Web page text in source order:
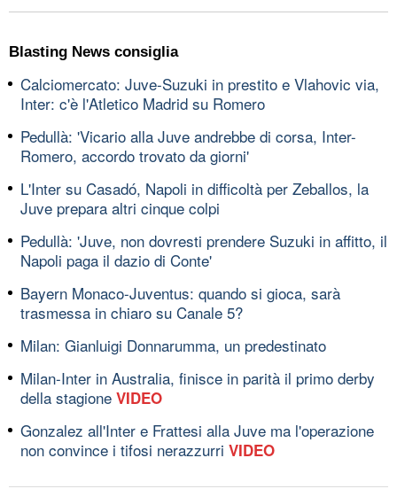
Blasting News consiglia
Calciomercato: Juve-Suzuki in prestito e Vlahovic via,
Inter: c'è l'Atletico Madrid su Romero
Pedullà: 'Vicario alla Juve andrebbe di corsa, Inter-
Romero, accordo trovato da giorni'
L'Inter su Casadó, Napoli in difficoltà per Zeballos, la
Juve prepara altri cinque colpi
Pedullà: 'Juve, non dovresti prendere Suzuki in affitto, il
Napoli paga il dazio di Conte'
Bayern Monaco-Juventus: quando si gioca, sarà
trasmessa in chiaro su Canale 5?
Milan: Gianluigi Donnarumma, un predestinato
Milan-Inter in Australia, finisce in parità il primo derby
della stagione VIDEO
Gonzalez all'Inter e Frattesi alla Juve ma l'operazione
non convince i tifosi nerazzurri VIDEO